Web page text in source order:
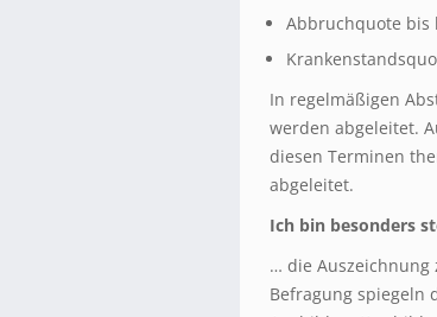
Abbruchquote bis
In regelmäßigen
werden abgeleitet.
diesen Terminen
abgeleitet.
Ich bin besonders
… die Auszeichnung
Befragung spiegeln